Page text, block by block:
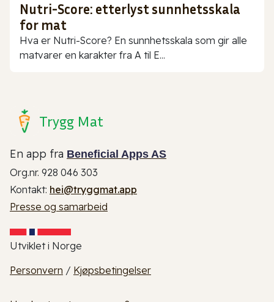
Nutri-Score: etterlyst sunnhetsskala
for mat
Hva er Nutri-Score? En sunnhetsskala som gir alle
matvarer en karakter fra A til E...
Trygg Mat
En app fra Beneficial Apps AS
Org.nr. 928 046 303
Kontakt: hei@tryggmat.app
Presse og samarbeid
Utviklet i Norge
Personvern / Kjøpsbetingelser